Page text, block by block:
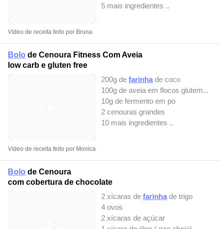
5 mais ingredientes ..
Vídeo de receita feito por Bruna
Bolo de Cenoura Fitness Com Aveia
low carb e gluten free
200g de farinha de coco
100g de aveia em flocos glutem...
10g de fermento em po
2 cenouras grandes
10 mais ingredientes ..
Vídeo de receita feito por Monica
Bolo de Cenoura
com cobertura de chocolate
2 xícaras de farinha de trigo
4 ovos
2 xícaras de açúcar